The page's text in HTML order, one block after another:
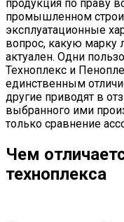
продукция по праву
промышленном
эксплуатационные
вопрос, какую марку
актуален. Одни
Техноплекс и
единственным
другие приводят в
выбранного ими
только сравнение
Чем
техноплекса